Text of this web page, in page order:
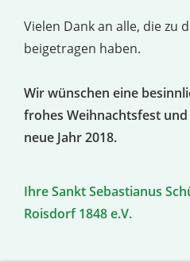
Vielen Dank an alle, die zu
beigetragen haben.
Wir wünschen eine
frohes Weihnachtsfest
neue Jahr 2018.
Ihre Sankt Sebastianus
Roisdorf 1848 e.V.